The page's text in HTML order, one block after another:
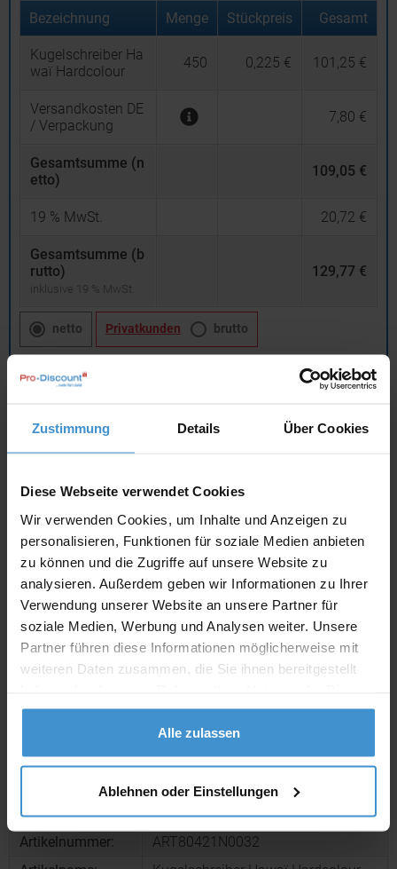
Zustimmung Details Über Cookies
Diese Webseite verwendet Cookies
Wir verwenden Cookies, um Inhalte und Anzeigen zu
personalisieren, Funktionen für soziale Medien anbieten
zu können und die Zugriffe auf unsere Website zu
analysieren. Außerdem geben wir Informationen zu Ihrer
Verwendung unserer Website an unsere Partner für
soziale Medien, Werbung und Analysen weiter. Unsere
Partner führen diese Informationen möglicherweise mit
weiteren Daten zusammen, die Sie ihnen bereitgestellt
gesammelt haben.
Alle zulassen
Ablehnen oder Einstellungen
Bezeichnung Menge Stückpreis Gesamt
Kugelschreiber Ha
waï Hardcolour
450 0,225 € 101,25 €
Versandkosten DE
/ Verpackung
7,80 €
Gesamtsumme (n
etto)
109,05 €
19 % MwSt. 20,72 €
Gesamtsumme (b
rutto)
inklusive 19 % MwSt.
129,77 €
netto Privatkunden brutto
Individuelle Anfrage
Lieferzeiten
Artikel mit Werbeanbringung:
Muster mit Ihrer
Werbeanbringung zur Freigabe
ca. 10 Werktage
Artikel ohne Werbeanbringung: ca. 3 - 5 Werktage
Muster: ca. 3 - 5 Werktage
Muster bestellen
Produktinformationen zu diesem Werbeartikel
Artikelnummer:
ART80421N0032